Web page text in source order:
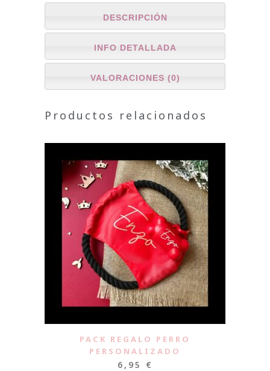
DESCRIPCIÓN
INFO DETALLADA
VALORACIONES (0)
Productos relacionados
PACK REGALO PERRO
PERSONALIZADO
6,95 €